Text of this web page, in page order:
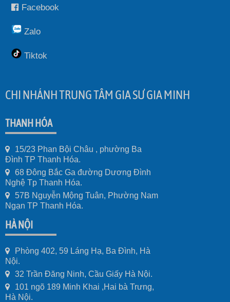
Facebook
Zalo
Tiktok
CHI NHÁNH TRUNG TÂM GIA SƯ GIA MINH
THANH HÓA
15/23 Phan Bội Châu , phường Ba
Đình TP Thanh Hóa.
68 Đông Bắc Ga đường Dương Đình
Nghệ Tp Thanh Hóa.
57B Nguyễn Mộng Tuân, Phường Nam
Ngạn TP Thanh Hóa.
HÀ NỘI
Phòng 402, 59 Láng Hạ, Ba Đình, Hà
Nội.
32 Trần Đăng Ninh, Cầu Giấy Hà Nội.
101 ngõ 189 Minh Khai ,Hai bà Trưng,
Hà Nội.